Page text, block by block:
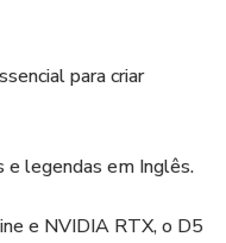
para criar
e legendas em Inglês.
e NVIDIA RTX, o D5